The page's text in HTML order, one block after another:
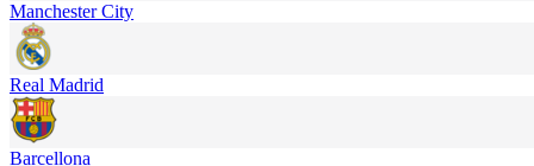
Manchester City
Real Madrid
Barcellona